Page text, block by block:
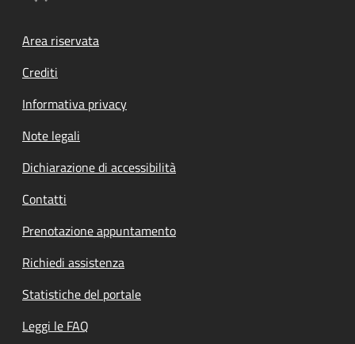
Footer menu
Area riservata
Crediti
Informativa privacy
Note legali
Dichiarazione di accessibilità
Contatti
Prenotazione appuntamento
Richiedi assistenza
Statistiche del portale
Leggi le FAQ